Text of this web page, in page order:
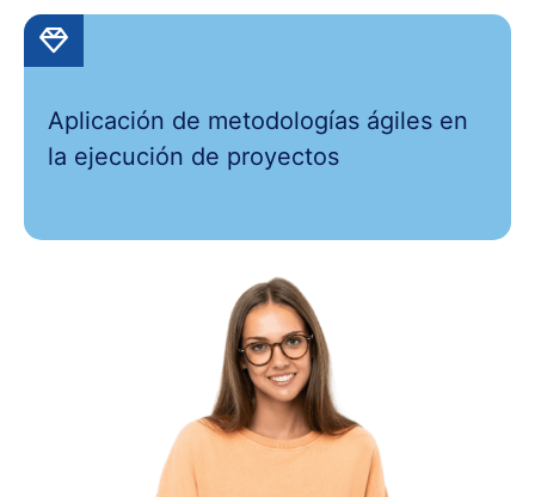
Aplicación de metodologías ágiles en
la ejecución de proyectos